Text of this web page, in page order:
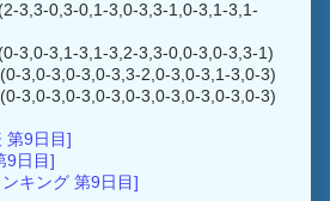
3,3-0,3-0,1-3,0-3,3-1,0-3,1-3,1-
3,0-3,1-3,1-3,2-3,3-0,0-3,0-3,3-1)
3,0-3,0-3,0-3,3-2,0-3,0-3,1-3,0-3)
3,0-3,0-3,0-3,0-3,0-3,0-3,0-3,0-3)
第9日目]
9日目]
キング 第9日目]